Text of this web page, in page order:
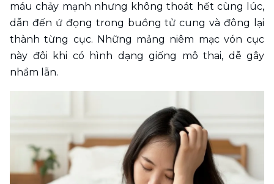
máu chảy mạnh nhưng không thoát hết cùng lúc,
dẫn đến ứ đọng trong buồng tử cung và đông lại
thành từng cục. Những mảng niêm mạc vón cục
này đôi khi có hình dạng giống mô thai, dễ gây
nhầm lẫn.